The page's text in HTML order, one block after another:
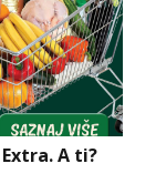
A ti?